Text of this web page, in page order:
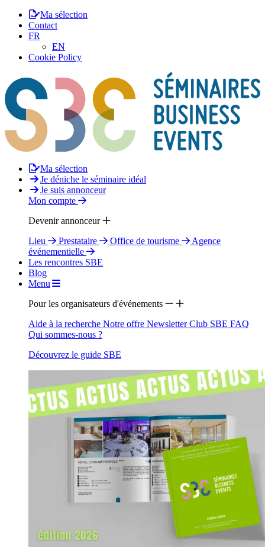
Ma sélection
Contact
FR
EN
Cookie Policy
Ma sélection
Je déniche le séminaire idéal
Je suis annonceur
Mon compte
Devenir annonceur
Lieu
Prestataire Office de tourisme
Agence
événementielle
Les rencontres SBE
Blog
Menu
Pour les organisateurs d'événements
Aide à la recherche Notre offre NewsletterClub SBE FAQ
Qui sommes-nous ?
Découvrez le guide SBE